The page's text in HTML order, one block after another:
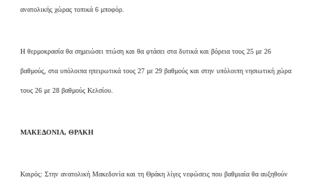
ανατολικής χώρας τοπικά 6 μποφόρ.
Η θερμοκρασία θα σημειώσει πτώση και θα φτάσει στα δυτικά και βόρεια τους 25 με 26
βαθμούς, στα υπόλοιπα ηπειρωτικά τους 27 με 29 βαθμούς και στην υπόλοιπη νησιωτική χώρα
τους 26 με 28 βαθμούς Κελσίου.
ΜΑΚΕΔΟΝΙΑ, ΘΡΑΚΗ
Καιρός: Στην ανατολική Μακεδονία και τη Θράκη λίγες νεφώσεις που βαθμιαία θα αυξηθούν